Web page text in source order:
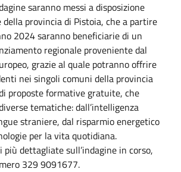
saranno messi a disposizione
provincia di Pistoia, che a partire
2024 saranno beneficiarie di un
regionale proveniente dal
grazie al quale potranno offrire
nei singoli comuni della provincia
proposte formative gratuite, che
tematiche: dall’intelligenza
straniere, dal risparmio energetico
per la vita quotidiana.
più dettagliate sull’indagine in corso,
329 9091677.